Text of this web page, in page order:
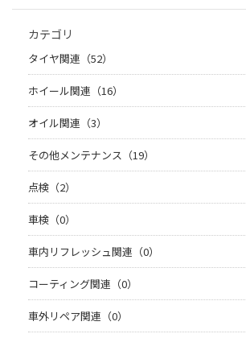
カテゴリ
タイヤ関連（52）
ホイール関連（16）
オイル関連（3）
その他メンテナンス（19）
点検（2）
車検（0）
車内リフレッシュ関連（0）
コーティング関連（0）
車外リペア関連（0）